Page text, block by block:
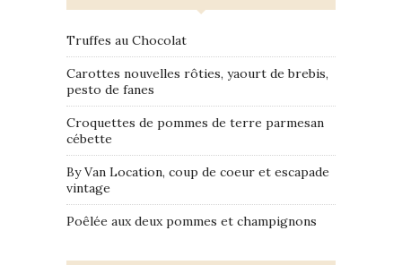
Truffes au Chocolat
Carottes nouvelles rôties, yaourt de brebis,
pesto de fanes
Croquettes de pommes de terre parmesan
cébette
By Van Location, coup de coeur et escapade
vintage
Poêlée aux deux pommes et champignons